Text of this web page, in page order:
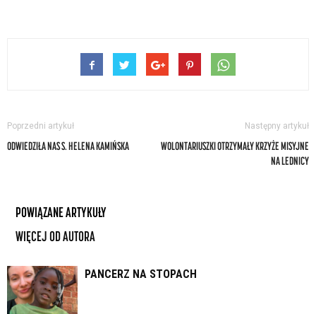
Poprzedni artykuł
ODWIEDZIŁA NAS S. HELENA KAMIŃSKA
Następny artykuł
WOLONTARIUSZKI OTRZYMAŁY KRZYŻE MISYJNE
NA LEDNICY
POWIĄZANE ARTYKUŁY
WIĘCEJ OD AUTORA
PANCERZ NA STOPACH